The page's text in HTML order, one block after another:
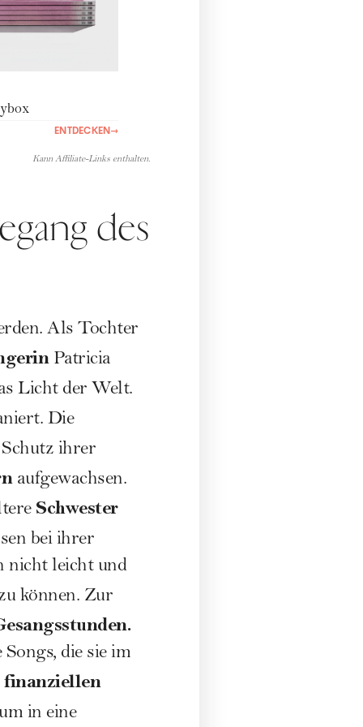
ENTDECKEN→
Kann Affiliate-Links enthalten.
des
Als Tochter
Patricia
Licht der Welt.
Die
ihrer
aufgewachsen.
Schwester
bei ihrer
nicht leicht und
können. Zur
die sie im
finanziellen
in eine